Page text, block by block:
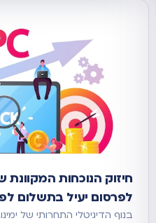
לפרסום יעיל בתשלום
בנוף הדיגיטלי התחרותי של